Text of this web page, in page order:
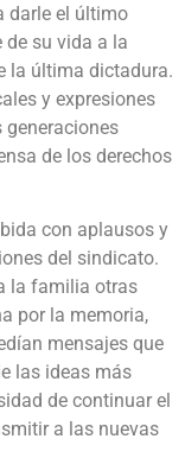
darle el último
de su vida a la
la última dictadura.
y expresiones
generaciones
de los derechos
con aplausos y
del sindicato.
la familia otras
por la memoria,
mensajes que
las ideas más
de continuar el
a las nuevas